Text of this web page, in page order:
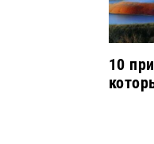
10